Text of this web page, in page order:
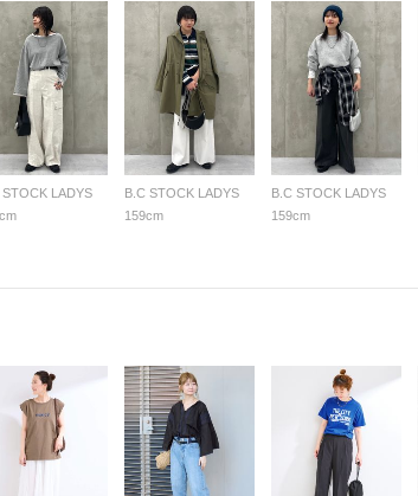
STOCK LADYS
B.C STOCK LADYS
159cm
B.C STOCK LADYS
159cm